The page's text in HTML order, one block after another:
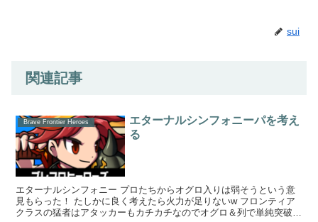
sui
関連記事
Brave Frontier Heroes
エターナルシンフォニーパを考え
る
エターナルシンフォニー プロたちからオグロ入りは弱そうという意
見もらった！ たしかに良く考えたら火力が足りないw フロンティア
クラスの猛者はアタッカーもカチカチなのでオグロ＆列で単純突破は